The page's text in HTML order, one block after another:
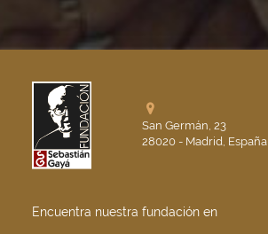
San Germán, 23
28020 - Madrid, España
Encuentra nuestra fundación en